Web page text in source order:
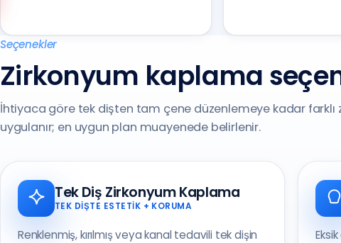
Seçenekler
Zirkonyum kaplama
İhtiyaca göre tek dişten tam çene düzenlemeye kadar farklı
uygulanır; en uygun plan muayenede belirlenir.
Tek Diş Zirkonyum Kaplama
TEK DIŞTE ESTETIK + KORUMA
Renklenmiş, kırılmış veya kanal tedavili tek dişin